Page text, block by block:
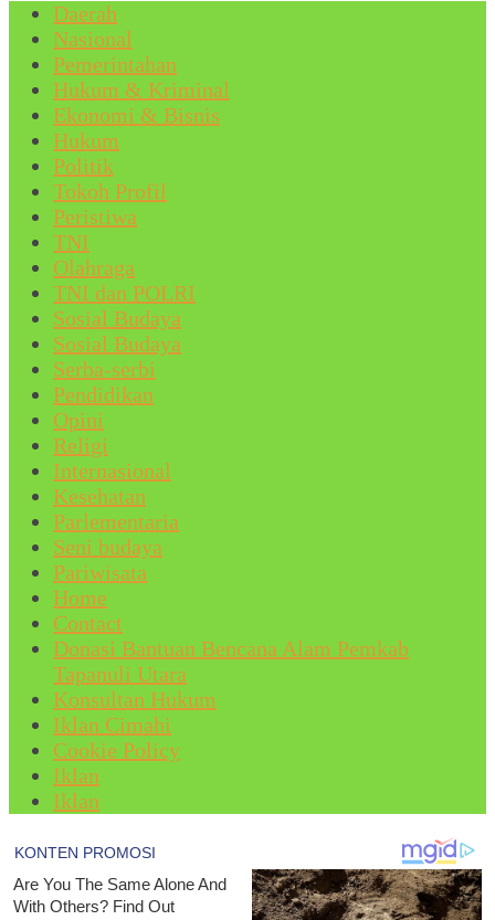
Daerah
Nasional
Pemerintahan
Hukum & Kriminal
Ekonomi & Bisnis
Hukum
Politik
Tokoh Profil
Peristiwa
TNI
Olahraga
TNI dan POLRI
Sosial Budaya
Sosial Budaya
Serba-serbi
Pendidikan
Opini
Religi
Internasional
Kesehatan
Parlementaria
Seni budaya
Pariwisata
Home
Contact
Donasi Bantuan Bencana Alam Pemkab
Tapanuli Utara
Konsultan Hukum
Iklan Cimahi
Cookie Policy
Iklan
Iklan